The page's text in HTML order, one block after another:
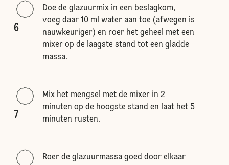
6
Doe de glazuurmix in een beslagkom,
voeg daar 10 ml water aan toe (afwegen is
nauwkeuriger) en roer het geheel met een
mixer op de laagste stand tot een gladde
massa.
7
Mix het mengsel met de mixer in 2
minuten op de hoogste stand en laat het 5
minuten rusten.
Roer de glazuurmassa goed door elkaar